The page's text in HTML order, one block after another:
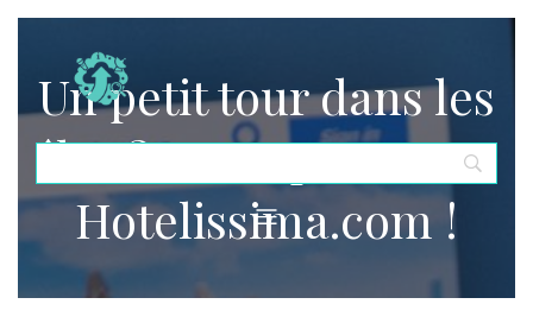
Un petit tour dans les
îles ? Ca se passe sur
Hotelissima.com !